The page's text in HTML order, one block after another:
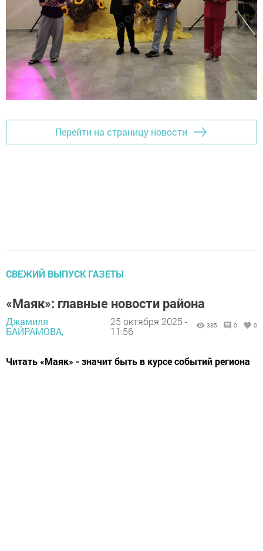
Перейти на страницу новости
СВЕЖИЙ ВЫПУСК ГАЗЕТЫ
«Маяк»: главные новости района
Джамиля
БАЙРАМОВА,
25 октября 2025 -
11:56
335 0 0
Читать «Маяк» - значит быть в курсе событий региона